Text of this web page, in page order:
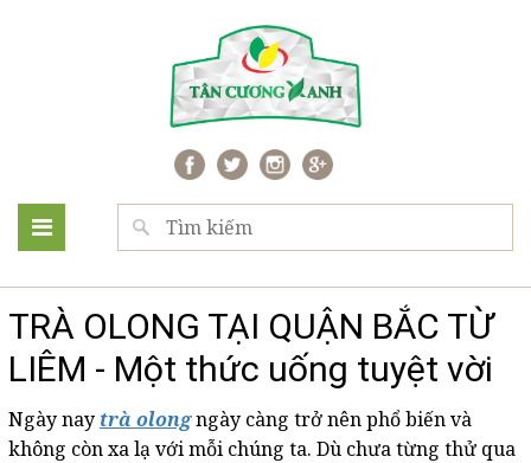
TRÀ OLONG TẠI QUẬN BẮC TỪ
LIÊM - Một thức uống tuyệt vời
Ngày nay trà olongngày càng trở nên phổ biến và
không còn xa lạ với mỗi chúng ta. Dù chưa từng thử qua